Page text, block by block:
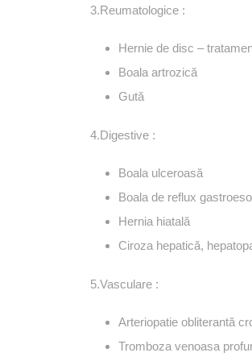
3.Reumatologice :
Hernie de disc –
Boala artrozică
Gută
4.Digestive :
Boala ulceroasă
Boala de reflux
Hernia hiatală
Ciroza hepatică,
5.Vasculare :
Arteriopatie obliterantă
Tromboza venoasa